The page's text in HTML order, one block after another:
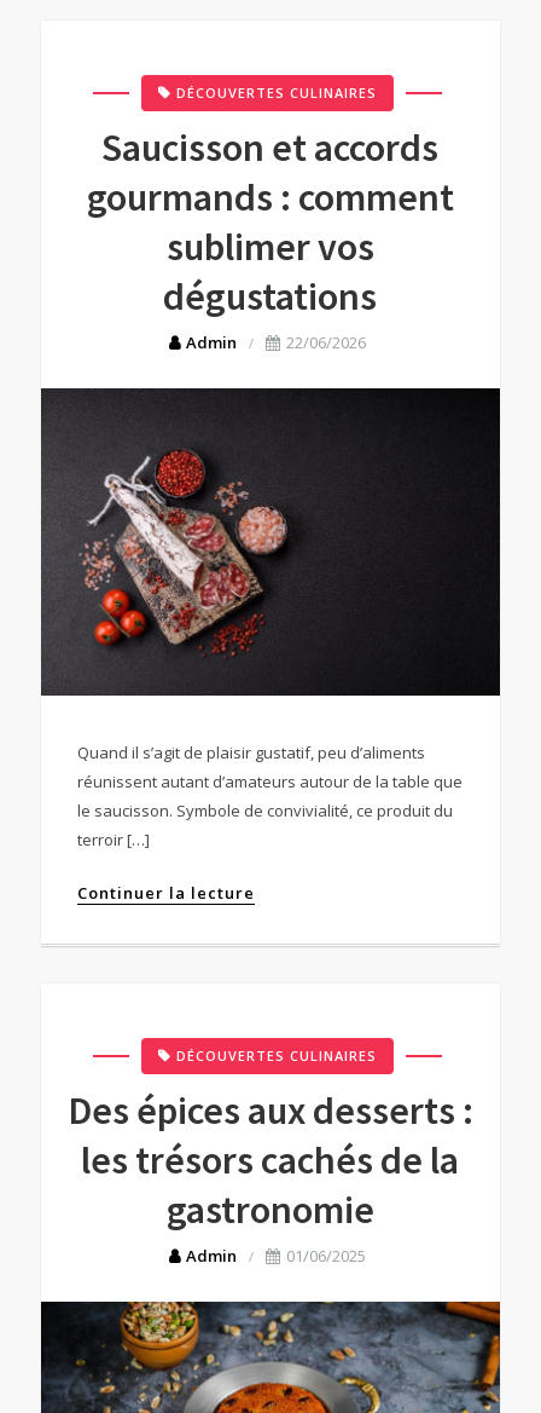
DÉCOUVERTES CULINAIRES
Saucisson et accords
gourmands : comment
sublimer vos
dégustations
Admin 22/06/2026
Quand il s’agit de plaisir gustatif, peu d’aliments
réunissent autant d’amateurs autour de la table que
le saucisson. Symbole de convivialité, ce produit du
terroir […]
Continuer la lecture
DÉCOUVERTES CULINAIRES
Des épices aux desserts :
les trésors cachés de la
gastronomie
Admin 01/06/2025